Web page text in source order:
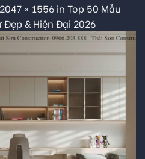
2047 × 1556 in Top 50 Mẫu
Đẹp & Hiện Đại 2026